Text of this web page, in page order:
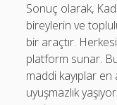
Sonuç olarak,
bireylerin ve
bir araçtır.
platform sunar.
maddi kayıplar
uyuşmazlık